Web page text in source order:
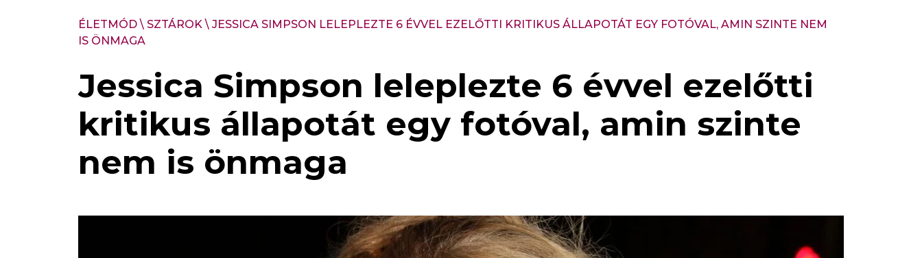
ÉLETMÓD\ SZTÁROK\ JESSICA SIMPSON LELEPLEZTE 6 ÉVVEL EZELŐTTI KRITIKUS ÁLLAPOTÁT EGY FOTÓVAL, AMIN SZINTE NEM
IS ÖNMAGA
Jessica Simpson leleplezte 6 évvel ezelőtti
kritikus állapotát egy fotóval, amin szinte
nem is önmaga